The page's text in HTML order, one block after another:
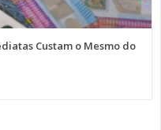
Custam o Mesmo do